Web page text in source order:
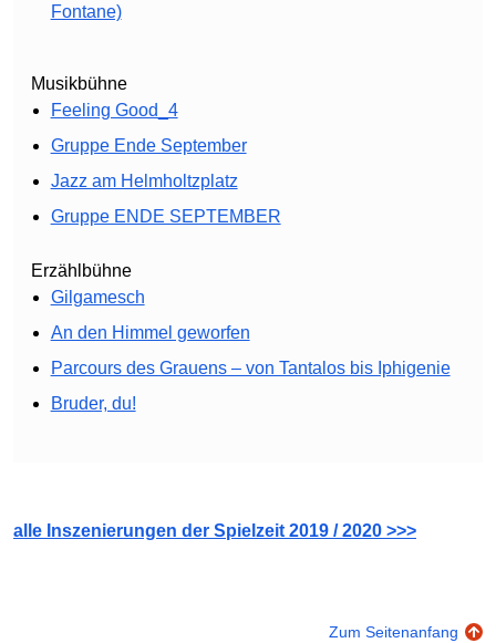
Fontane)
Musikbühne
Feeling Good_4
Gruppe Ende September
Jazz am Helmholtzplatz
Gruppe ENDE SEPTEMBER
Erzählbühne
Gilgamesch
An den Himmel geworfen
Parcours des Grauens – von Tantalos bis Iphigenie
Bruder, du!
alle Inszenierungen der Spielzeit 2019 / 2020 >>>
Zum Seitenanfang